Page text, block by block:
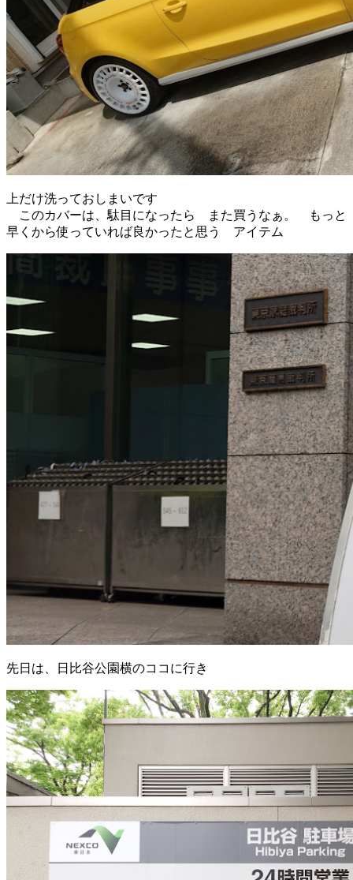
上だけ洗っておしまいです
このカバーは、駄目になったら また買うなぁ。 もっと
早くから使っていれば良かったと思う アイテム
先日は、日比谷公園横のココに行き